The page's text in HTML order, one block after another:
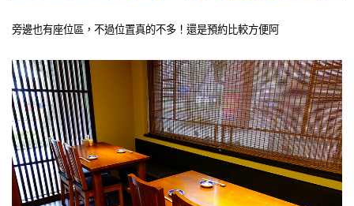
旁邊也有座位區，不過位置真的不多！還是預約比較方便阿